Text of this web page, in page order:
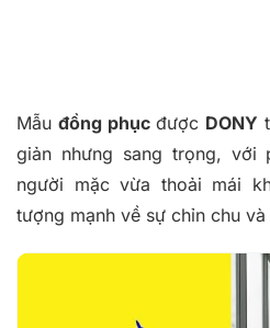
Mẫu đồng phụcđược DONY
giản nhưng sang trọng, với
người mặc vừa thoải mái
tượng mạnh về sự chỉn chu và